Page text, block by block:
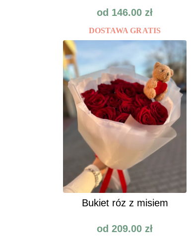
od 146.00 zł
DOSTAWA GRATIS
Bukiet róz z misiem
od 209.00 zł